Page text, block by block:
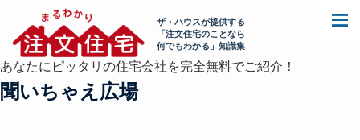
ザ・ハウスが提供する
「注文住宅のことなら
何でもわかる」知識集
あなたにピッタリの住宅会社を完全無料でご紹介！
聞いちゃえ広場